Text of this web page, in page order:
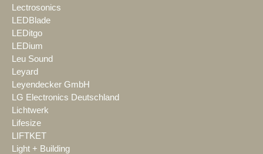
Lectrosonics
LEDBlade
LEDitgo
LEDium
Leu Sound
Leyard
Leyendecker GmbH
LG Electronics Deutschland
Lichtwerk
Lifesize
LIFTKET
Light + Building